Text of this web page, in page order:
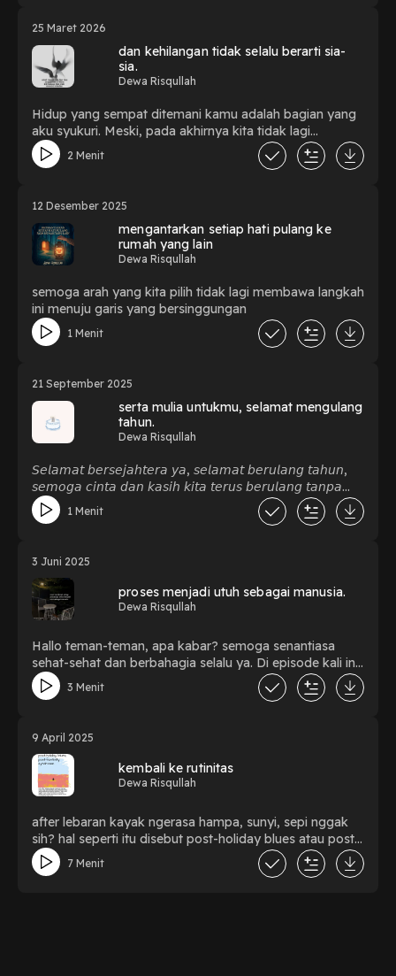
25 Maret 2026
dan kehilangan tidak selalu berarti sia-
sia.
Dewa Risqullah
Hidup yang sempat ditemani kamu adalah bagian yang
aku syukuri. Meski, pada akhirnya kita tidak lagi
beriringan.2 Menit
12 Desember 2025
mengantarkan setiap hati pulang ke
rumah yang lain
Dewa Risqullah
semoga arah yang kita pilih tidak lagi membawa langkah
ini menuju garis yang bersinggungan
1 Menit
21 September 2025
serta mulia untukmu, selamat mengulang
tahun.
Dewa Risqullah
𝘚𝘦𝘭𝘢𝘮𝘢𝘵 𝘣𝘦𝘳𝘴𝘦𝘫𝘢𝘩𝘵𝘦𝘳𝘢 𝘺𝘢, 𝘴𝘦𝘭𝘢𝘮𝘢𝘵 𝘣𝘦𝘳𝘶𝘭𝘢𝘯𝘨 𝘵𝘢𝘩𝘶𝘯,
𝘴𝘦𝘮𝘰𝘨𝘢 𝘤𝘪𝘯𝘵𝘢 𝘥𝘢𝘯 𝘬𝘢𝘴𝘪𝘩 𝘬𝘪𝘵𝘢 𝘵𝘦𝘳𝘶𝘴 𝘣𝘦𝘳𝘶𝘭𝘢𝘯𝘨 𝘵𝘢𝘯𝘱𝘢
𝘴𝘦𝘬𝘢𝘭𝘪𝘱𝘶𝘯 𝘵𝘦𝘳𝘩𝘦𝘯𝘵𝘪 𝘩𝘪𝘯𝘨𝘨𝘢 𝘣𝘦𝘳𝘵𝘢𝘩𝘶𝘯-𝘵𝘢𝘩𝘶𝘯. 𝘋𝘢𝘯 𝘥𝘰𝘢
𝘺𝘢𝘯𝘨 𝘴𝘦𝘭𝘢𝘭𝘶 𝘬𝘶 𝘶𝘱𝘢𝘺𝘢𝘬𝘢𝘯, 𝘴𝘦𝘮𝘰𝘨𝘢 𝘬𝘢𝘮𝘶 𝘣𝘢𝘩𝘢𝘨𝘪𝘢
𝘺𝘢𝘯𝘨 𝘴𝘢𝘺𝘢𝘯𝘨 𝘴𝘢𝘮𝘢 𝘬𝘢𝘮𝘶. 𝘋𝘢𝘯 𝘴𝘶𝘱𝘢𝘺𝘢 𝘬𝘪𝘵𝘢 𝘥𝘪𝘣𝘦𝘳𝘪𝘬𝘢𝘯
𝘶𝘮𝘶𝘳 𝘱𝘢𝘯𝘫𝘢𝘯𝘨, 𝘬𝘢𝘳𝘦𝘯𝘢 𝘮𝘢𝘴𝘪𝘩 𝘣𝘢𝘯𝘺𝘢𝘬 𝘩𝘢𝘭 𝘩𝘢𝘭 𝘪𝘯𝘥𝘢𝘩
𝘺𝘢𝘯𝘨 𝘱𝘦𝘳𝘭𝘶 𝘬𝘪𝘵𝘢 𝘫𝘦𝘫𝘢𝘬𝘪 𝘥𝘪𝘣𝘦𝘭𝘢𝘩𝘢𝘯 𝘣𝘶𝘮𝘪.
1 Menit
3 Juni 2025
proses menjadi utuh sebagai manusia.
Dewa Risqullah
Hallo teman-teman, apa kabar? semoga senantiasa
sehat-sehat dan berbahagia selalu ya. Di episode kali ini,
temen saya Melly (@el_melly.99) yang akan
membawakan podcast nya. Selamat mendengarkan,
3 Menit
9 April 2025
kembali ke rutinitas
Dewa Risqullah
after lebaran kayak ngerasa hampa, sunyi, sepi nggak
sih? hal seperti itu disebut post-holiday blues atau post-
festivity syndrome. apalagi dari rasa senang yang di rasa
sampai kehangatan saat kumpul keluarga, harus kembali
7 Menit